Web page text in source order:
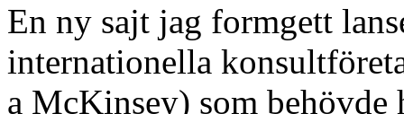
En ny sajt jag formgett
internationella
a McKinsey) som